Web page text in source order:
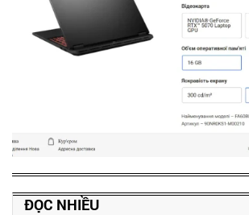
ĐỌC NHIỀU